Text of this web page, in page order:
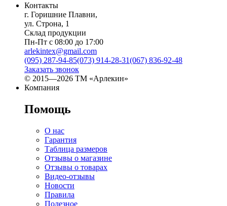
Контакты
г. Горишние Плавни,
ул. Строна, 1
Склад продукции
Пн-Пт с 08:00 до 17:00
arlekintex@gmail.com
(095) 287-94-85(073) 914-28-31(067) 836-92-48
Заказать звонок
© 2015—2026 ТМ «Арлекин»
Компания
Помощь
О нас
Гарантия
Таблица размеров
Отзывы о магазине
Отзывы о товарах
Видео-отзывы
Новости
Правила
Полезное